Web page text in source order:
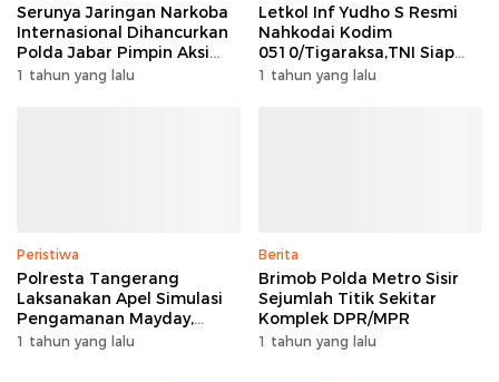
Serunya Jaringan Narkoba
Internasional Dihancurkan
Polda Jabar Pimpin Aksi
Heroik
1 tahun yang lalu
Letkol Inf Yudho S Resmi
Nahkodai Kodim
0510/Tigaraksa,TNI Siap
Berkerja bersama rakyat
1 tahun yang lalu
Peristiwa
Polresta Tangerang
Laksanakan Apel Simulasi
Pengamanan Mayday,
Hadapi Unjuk Rasa Hari
1 tahun yang lalu
Berita
Brimob Polda Metro Sisir
Sejumlah Titik Sekitar
Komplek DPR/MPR
1 tahun yang lalu